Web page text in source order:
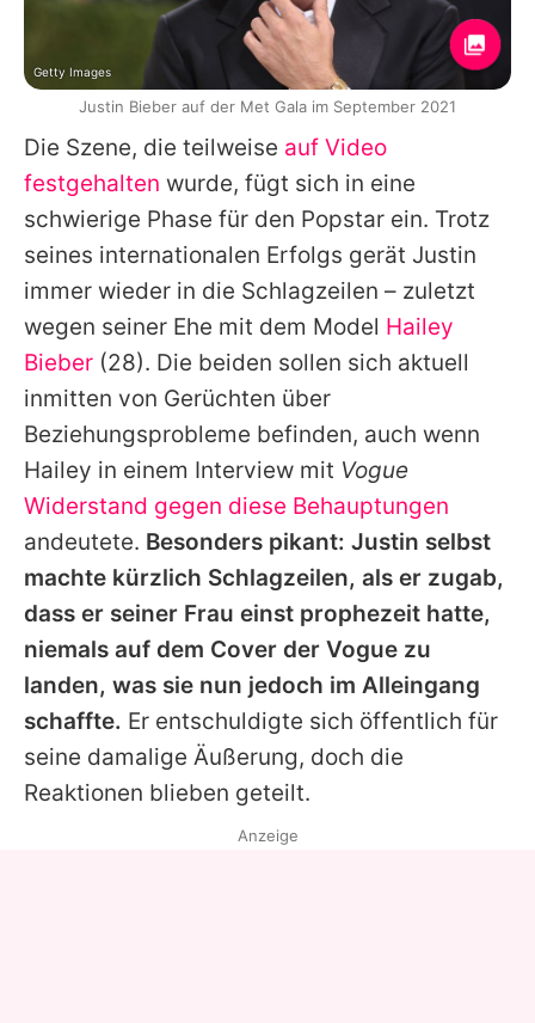
Die Szene, die teilweise auf Video
festgehalten wurde, fügt sich in eine
schwierige Phase für den Popstar ein. Trotz
seines internationalen Erfolgs gerät Justin
immer wieder in die Schlagzeilen – zuletzt
wegen seiner Ehe mit dem Model Hailey
Bieber (28). Die beiden sollen sich aktuell
inmitten von Gerüchten über
Beziehungsprobleme befinden, auch wenn
Hailey in einem Interview mit Vogue
Widerstand gegen diese Behauptungen
andeutete. Besonders pikant: Justin selbst
machte kürzlich Schlagzeilen, als er zugab,
dass er seiner Frau einst prophezeit hatte,
niemals auf dem Cover der Vogue zu
landen, was sie nun jedoch im Alleingang
schaffte. Er entschuldigte sich öffentlich für
seine damalige Äußerung, doch die
Reaktionen blieben geteilt.
Getty Images
Justin Bieber auf der Met Gala im September 2021
Anzeige